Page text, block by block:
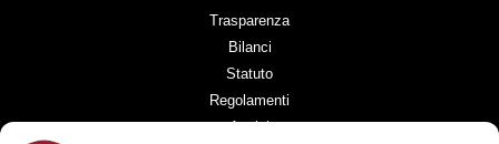
Trasparenza
Bilanci
Statuto
Regolamenti
Avvisi